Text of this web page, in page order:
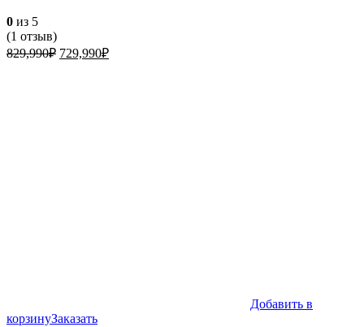
0 из 5
(1 отзыв)
829,990₽ Первоначальная
729,990₽Текущая
Добавить в
корзинуЗаказать